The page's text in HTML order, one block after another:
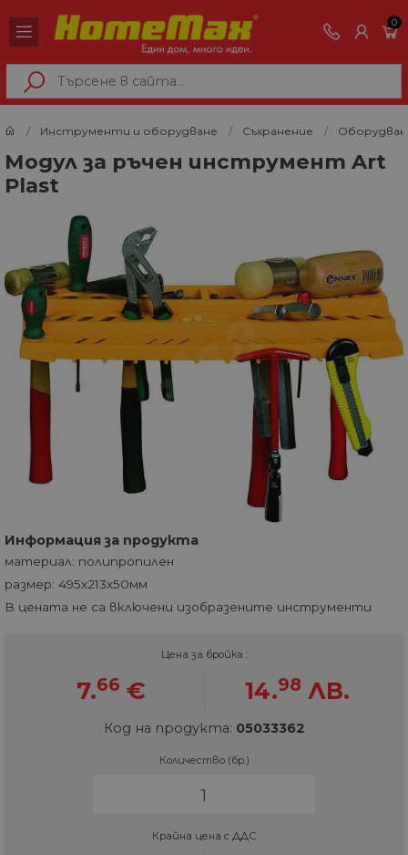
0
Инструменти и оборудване Съхранение
Модул за ръчен инструмент Art
Plast
Информация за продукта
материал: полипропилен
размер: 495х213х50мм
В цената не са включени изобразените инструменти
Цена за бройка :
7.66 € 14.98 ЛВ.
Код на продукта: 05033362
Количество (бр.)
Крайна цена с ДДС